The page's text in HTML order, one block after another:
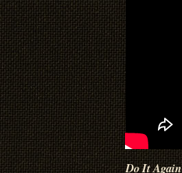
Do It Again